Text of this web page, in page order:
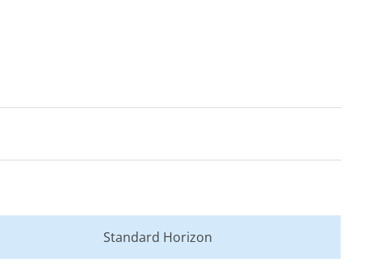
Standard Horizon